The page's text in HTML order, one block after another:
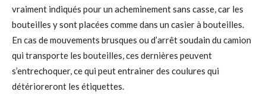
vraiment indiqués pour un acheminement sans casse, car les
bouteilles y sont placées comme dans un casier à bouteilles.
En cas de mouvements brusques ou d’arrêt soudain du camion
qui transporte les bouteilles, ces dernières peuvent
s’entrechoquer, ce qui peut entrainer des coulures qui
détérioreront les étiquettes.